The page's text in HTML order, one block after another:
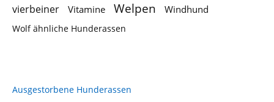
vierbeiner
Vitamine Welpen Windhund
Wolf ähnliche Hunderassen
Ausgestorbene Hunderassen